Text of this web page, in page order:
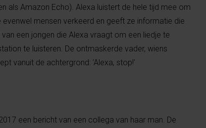
als Amazon Echo). Alexa luistert de hele tijd mee om
mensen verkeerd en geeft ze informatie die
een jongen die Alexa vraagt om een liedje te
te luisteren. De ontmaskerde vader, wiens
vanuit de achtergrond: 'Alexa, stop!'
een bericht van een collega van haar man. De